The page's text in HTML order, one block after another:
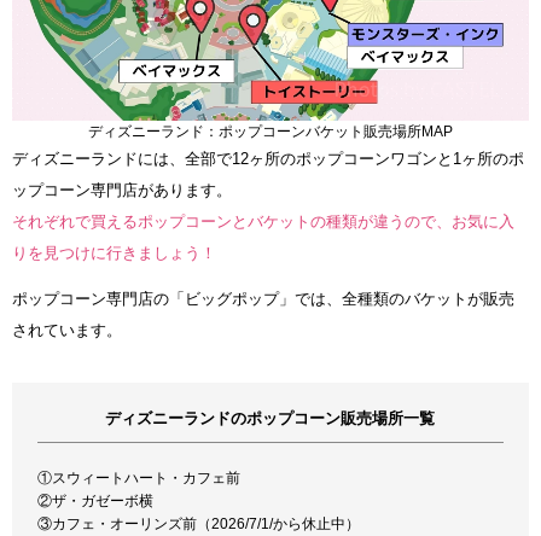
ディズニーランド：ポップコーンバケット販売場所MAP
ディズニーランドには、全部で12ヶ所のポップコーンワゴンと1ヶ所のポ
ップコーン専門店があります。
それぞれで買えるポップコーンとバケットの種類が違うので、お気に入
りを見つけに行きましょう！
ポップコーン専門店の「ビッグポップ」では、全種類のバケットが販売
されています。
ディズニーランドのポップコーン販売場所一覧
①スウィートハート・カフェ前
②ザ・ガゼーボ横
③カフェ・オーリンズ前（2026/7/1/から休止中）